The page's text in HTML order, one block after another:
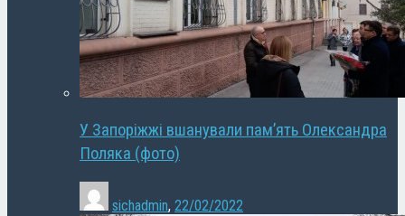
У Запоріжжі вшанували пам’ять Олександра
Поляка (фото)
sichadmin, 22/02/2022